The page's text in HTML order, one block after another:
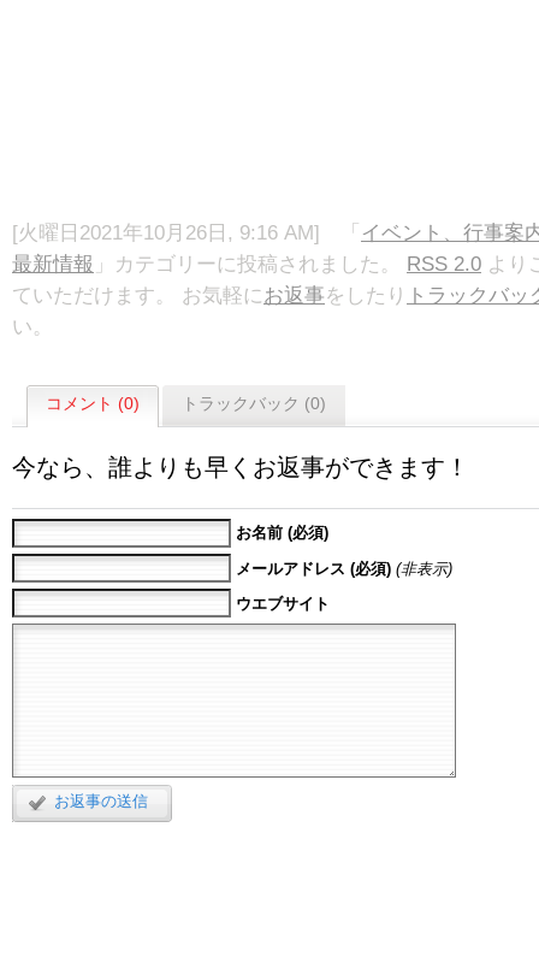
[火曜日2021年10月26日, 9:16 AM] 「 イベント、行事案
最新情報 」カテゴリーに投稿されました。 RSS 2.0 より
ていただけます。 お気軽にお返事をしたり トラックバッ
い。
コメント (0) トラックバック (0)
今なら、誰よりも早くお返事ができます！
お名前 (必須)
メールアドレス (必須) (非表示)
ウエブサイト
お返事の送信